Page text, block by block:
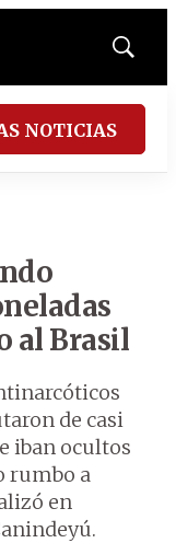
Mostrar
NOTICIAS
al Brasil
de casi
iban ocultos
rumbo a
en